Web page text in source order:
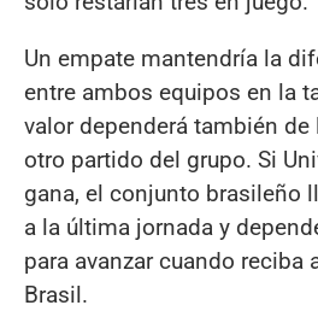
Un empate mantendría la
entre ambos equipos en la
valor dependerá también de
otro partido del grupo. Si
gana, el conjunto brasileño
a la última jornada y
para avanzar cuando reciba
Brasil.